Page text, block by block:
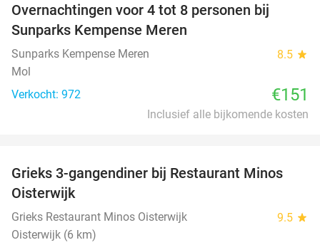
Overnachtingen voor 4 tot 8 personen bij
Sunparks Kempense Meren
Sunparks Kempense Meren 8.5 star
Mol
Verkocht: 972
€151
Inclusief alle bijkomende kosten
30%
Grieks 3-gangendiner bij Restaurant Minos
Oisterwijk
Grieks Restaurant Minos Oisterwijk 9.5 star
Oisterwijk (6 km)